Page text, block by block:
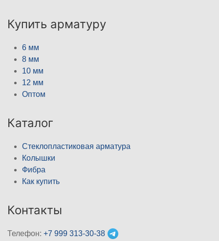
Купить арматуру
6 мм
8 мм
10 мм
12 мм
Оптом
Каталог
Стеклопластиковая арматура
Колышки
Фибра
Как купить
Контакты
Телефон: +7 999 313-30-38